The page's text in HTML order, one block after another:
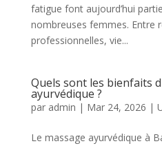
fatigue font aujourd’hui
nombreuses femmes. Entre
professionnelles, vie...
Quels sont les bienfaits
ayurvédique ?
par admin | Mar 24, 2026 |
Le massage ayurvédique à